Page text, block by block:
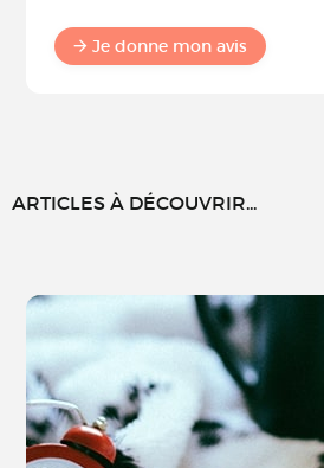
Je donne mon avis
ARTICLES À DÉCOUVRIR...